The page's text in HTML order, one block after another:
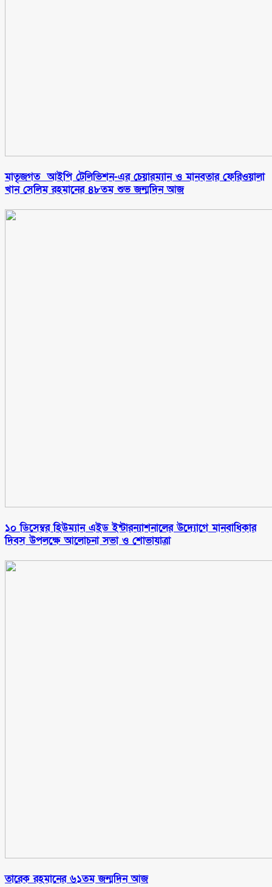
মাতৃজগত আইপি টেলিভিশন-এর চেয়ারম্যান ও মানবতার ফেরিওয়ালা
খান সেলিম রহমানের ৪৮তম শুভ জন্মদিন আজ
১০ ডিসেম্বর হিউম্যান এইড ইন্টারন্যাশনালের উদ্যোগে মানবাধিকার
দিবস উপলক্ষে আলোচনা সভা ও শোভাযাত্রা
তারেক রহমানের ৬১তম জন্মদিন আজ